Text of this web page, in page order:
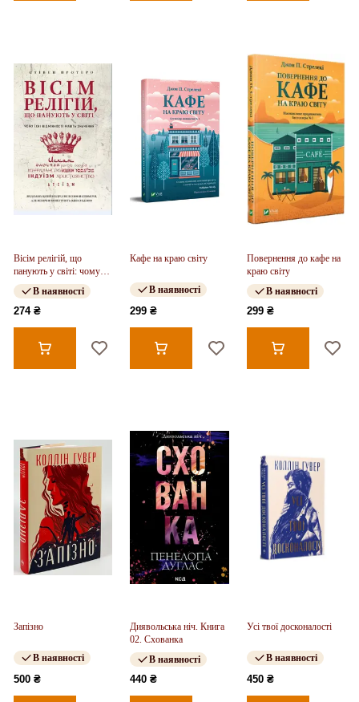
Вісім релігій, що
панують у світі: чому
їхні відмінності мають
значенняВ наявності
274 ₴
Кафе на краю світу
В наявності
299 ₴
Повернення до кафе на
краю світу
В наявності
299 ₴
Запізно
В наявності
500 ₴
Диявольська ніч. Книга
02. Схованка
В наявності
440 ₴
Усі твої досконалості
В наявності
450 ₴